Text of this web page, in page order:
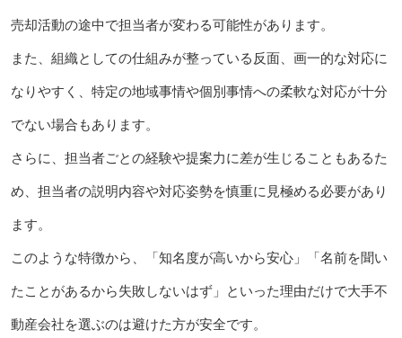
売却活動の途中で担当者が変わる可能性があります。
また、組織としての仕組みが整っている反面、画一的な対応に
なりやすく、特定の地域事情や個別事情への柔軟な対応が十分
でない場合もあります。
さらに、担当者ごとの経験や提案力に差が生じることもあるた
め、担当者の説明内容や対応姿勢を慎重に見極める必要があり
ます。
このような特徴から、「知名度が高いから安心」「名前を聞い
たことがあるから失敗しないはず」といった理由だけで大手不
動産会社を選ぶのは避けた方が安全です。